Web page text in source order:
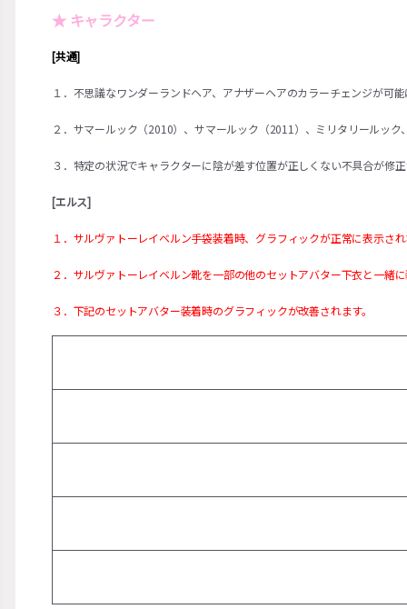
★ キャラクター
[共通]
１．不思議なワンダーランドヘア、アナザーヘアのカラーチェンジが可
２．サマールック（2010）、サマールック（2011）、ミリタリールッ
３．特定の状況でキャラクターに陰が差す位置が正しくない不具合が修
[エルス]
１．サルヴァトーレイベルン手袋装着時、グラフィックが正常に表示さ
２．サルヴァトーレイベルン靴を一部の他のセットアバター下衣と一緒
３．下記のセットアバター装着時のグラフィックが改善されます。